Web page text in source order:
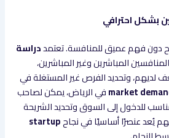
بشكل احترافي
دون فهم عميق للمنافسة. تعتمددراسة
المباشرين وغير المباشرين،
لديهم، وتحديد الفرص غير المستغلة في
marketفي الرياض، يمكن لصاحب
للدخول إلى السوق وتحديد الشريحة
يُعد عنصرًا أساسيًا في نجاحstartup